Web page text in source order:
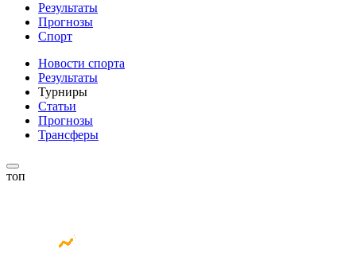
Результаты
Прогнозы
Спорт
Новости спорта
Результаты
Турниры
Статьи
Прогнозы
Трансферы
топ